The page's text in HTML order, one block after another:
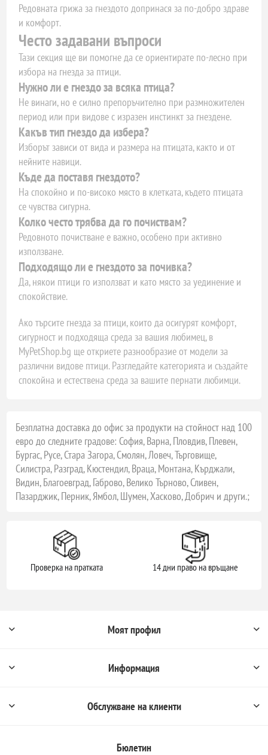
Редовната грижа за гнездото допринася за по-добро здраве
и комфорт.
Често задавани въпроси
Тази секция ще ви помогне да се ориентирате по-лесно при
избора на гнезда за птици.
Нужно ли е гнездо за всяка птица?
Не винаги, но е силно препоръчително при размножителен
период или при видове с изразен инстинкт за гнездене.
Какъв тип гнездо да избера?
Изборът зависи от вида и размера на птицата, както и от
нейните навици.
Къде да поставя гнездото?
На спокойно и по-високо място в клетката, където птицата
се чувства сигурна.
Колко често трябва да го почиствам?
Редовното почистване е важно, особено при активно
използване.
Подходящо ли е гнездото за почивка?
Да, някои птици го използват и като място за уединение и
спокойствие.
Ако търсите гнезда за птици, които да осигурят комфорт,
сигурност и подходяща среда за вашия любимец, в
MyPetShop.bg ще откриете разнообразие от модели за
различни видове птици. Разгледайте категорията и създайте
спокойна и естествена среда за вашите пернати любимци.
Безплатна доставка до офис за продукти на стойност над 100
евро до следните градове: София, Варна, Пловдив, Плевен,
Бургас, Русе, Стара Загора, Смолян, Ловеч, Търговище,
Силистра, Разград, Кюстендил, Враца, Монтана, Кърджали,
Видин, Благоевград, Габрово, Велико Търново, Сливен,
Пазарджик, Перник, Ямбол, Шумен, Хасково, Добрич и други.;
Проверка на пратката 14 дни право на връщане
Моят профил
Информация
Обслужване на клиенти
Бюлетин